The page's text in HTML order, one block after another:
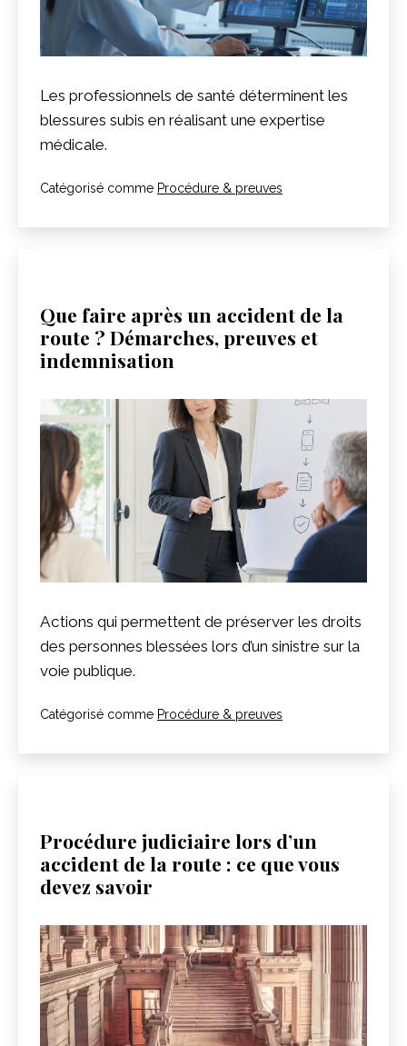
Les professionnels de santé déterminent les
blessures subis en réalisant une expertise
médicale.
Catégorisé comme Procédure & preuves
Que faire après un accident de la
route ? Démarches, preuves et
indemnisation
Actions qui permettent de préserver les droits
des personnes blessées lors d’un sinistre sur la
voie publique.
Catégorisé comme Procédure & preuves
Procédure judiciaire lors d’un
accident de la route : ce que vous
devez savoir